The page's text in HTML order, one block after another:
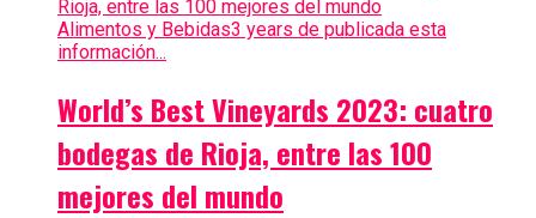
Alimentos y Bebidas3 years de publicada esta
información...
World’s Best Vineyards 2023: cuatro
bodegas de Rioja, entre las 100
mejores del mundo